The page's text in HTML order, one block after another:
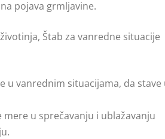
pojava grmlјavine.
Štab za vanredne situacije
u vanrednim situacijama, da stave
u sprečavanju i ublažavanju